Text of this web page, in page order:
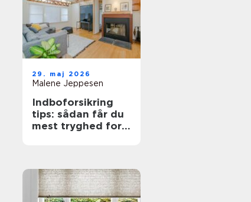
29. maj 2026
Malene Jeppesen
Indboforsikring
tips: sådan får du
mest tryghed for